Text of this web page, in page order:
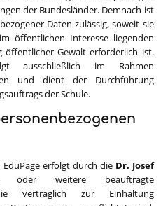
der Bundesländer. Demnach ist
Daten zulässig, soweit sie
öffentlichen Interesse liegenden
öffentlicher Gewalt erforderlich ist.
ausschließlich im Rahmen
und dient der Durchführung
der Schule.
erfolgt durch die Dr. Josef
oder weitere beauftragte
vertraglich zur Einhaltung